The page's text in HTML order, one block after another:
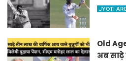
जडेजा,
JYOTI
Old
अब साढ़े